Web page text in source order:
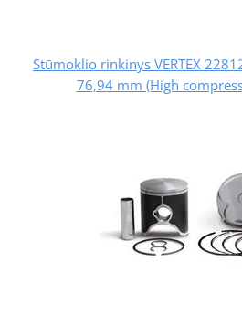
Stūmoklio rinkinys VERTEX
76,94 mm (High